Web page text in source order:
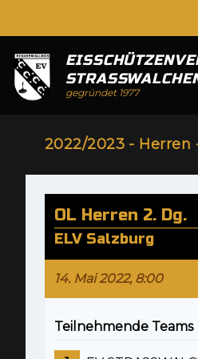
gegründet 1977
2022/2023 - Herren
OL Herren 2. Dg.
ELV Salzburg
14. Mai 2022, 8:00
Teilnehmende Teams